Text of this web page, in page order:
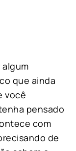
que ainda
você
pensado
com
de